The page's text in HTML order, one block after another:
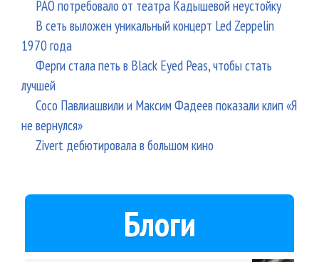
РАО потребовало от театра Кадышевой неустойку
В сеть выложен уникальный концерт Led Zeppelin
1970 года
Ферги стала петь в Black Eyed Peas, чтобы стать
лучшей
Сосо Павлиашвили и Максим Фадеев показали клип «Я
не вернулся»
Zivert дебютировала в большом кино
Блоги